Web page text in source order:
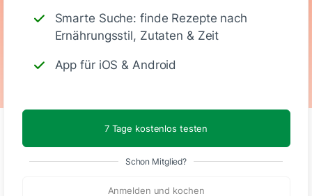
Smarte Suche: finde Rezepte nach
Ernährungsstil, Zutaten & Zeit
App für iOS & Android
7 Tage kostenlos testen
Schon Mitglied?
Anmelden und kochen
Kalorien Eiweiß KH
Kommentare